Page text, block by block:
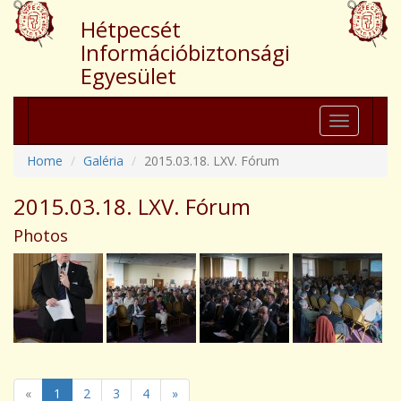
Hétpecsét
Információbiztonsági
Egyesület
Toggle
navigation
Home
Galéria 2015.03.18. LXV. Fórum
2015.03.18. LXV. Fórum
Photos
« 1 2 3 4 »